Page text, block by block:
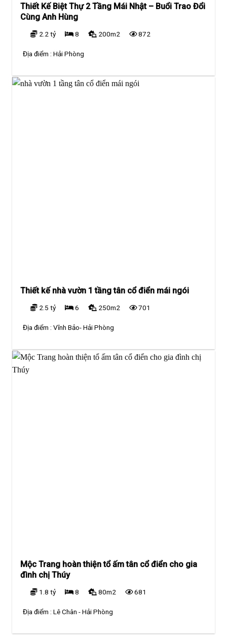
Thiết Kế Biệt Thự 2 Tầng Mái Nhật – Buổi Trao Đổi
Cùng Anh Hùng
2.2 tỷ 8 200m2 872
Địa điểm :Hải Phòng
Thiết kế nhà vườn 1 tầng tân cổ điển mái ngói
2.5 tỷ 6 250m2 701
Địa điểm :Vĩnh Bảo- Hải Phòng
Mộc Trang hoàn thiện tổ ấm tân cổ điển cho gia
đình chị Thúy
1.8 tỷ 8 80m2 681
Địa điểm :Lê Chân - Hải Phòng